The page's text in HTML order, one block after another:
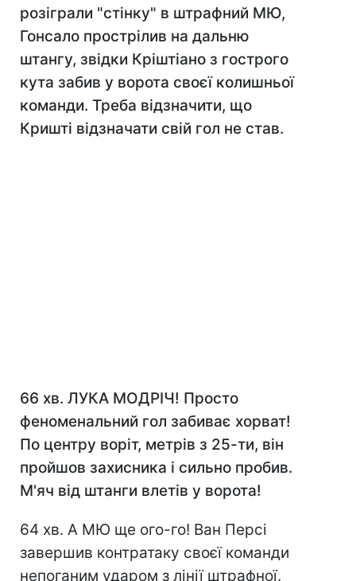
розіграли "стінку" в штрафний МЮ,
Гонсало прострілив на дальню
штангу, звідки Кріштіано з гострого
кута забив у ворота своєї колишньої
команди. Треба відзначити, що
Кришті відзначати свій гол не став.
66 хв. ЛУКА МОДРІЧ! Просто
феноменальний гол забиває хорват!
По центру воріт, метрів з 25-ти, він
пройшов захисника і сильно пробив.
М'яч від штанги влетів у ворота!
64 хв. А МЮ ще ого-го! Ван Персі
завершив контратаку своєї команди
непоганим ударом з лінії штрафної.